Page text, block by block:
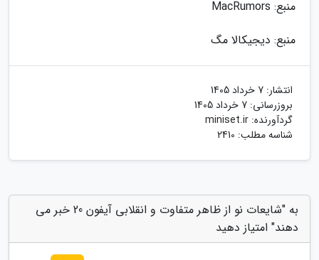
منبع: MacRumors
منبع: دیجیکالا مگ
انتشار: 7 خرداد 1405
بروزرسانی: 7 خرداد 1405
گردآورنده: miniset.ir
شناسه مطلب: 2410
به "شایعات نو از ظاهر متفاوت و انقلابی آیفون 20 خبر می
دهند" امتیاز دهید